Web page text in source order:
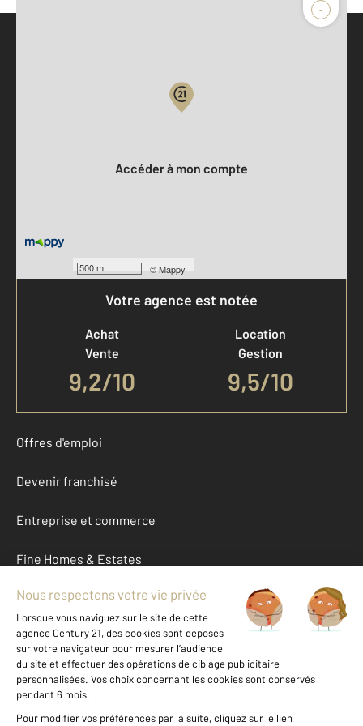
-
500 m ©Mappy
Accéder à mon compte
Votre agence est notée
Achat
Vente
9,2/10
Location
Gestion
9,5/10
Offres d'emploi
Devenir franchisé
Entreprise et commerce
Fine Homes & Estates
À propos
International
Nous contacter